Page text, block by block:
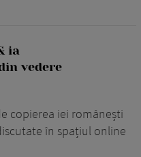
ia
vedere
copierea iei românești
în spațiul online